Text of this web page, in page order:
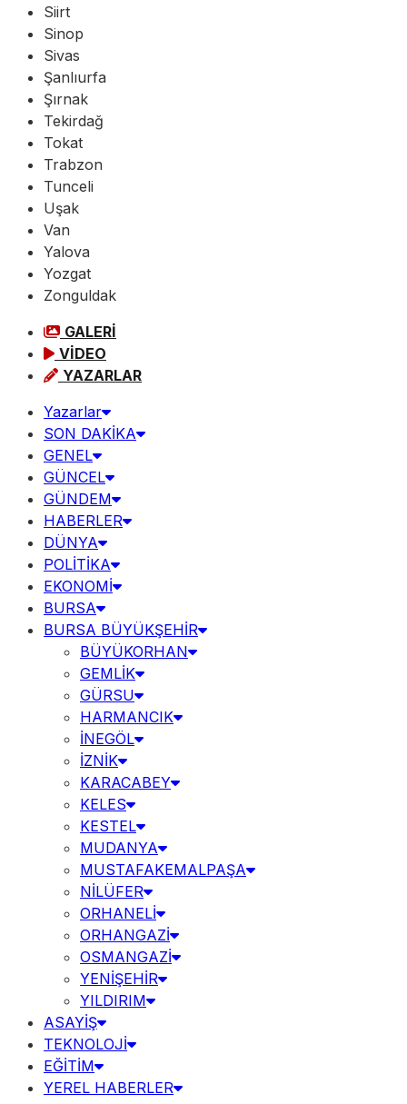
Siirt
Sinop
Sivas
Şanlıurfa
Şırnak
Tekirdağ
Tokat
Trabzon
Tunceli
Uşak
Van
Yalova
Yozgat
Zonguldak
GALERİ
VİDEO
YAZARLAR
Yazarlar
SON DAKİKA
GENEL
GÜNCEL
GÜNDEM
HABERLER
DÜNYA
POLİTİKA
EKONOMİ
BURSA
BURSA BÜYÜKŞEHİR
BÜYÜKORHAN
GEMLİK
GÜRSU
HARMANCIK
İNEGÖL
İZNİK
KARACABEY
KELES
KESTEL
MUDANYA
MUSTAFAKEMALPAŞA
NİLÜFER
ORHANELİ
ORHANGAZİ
OSMANGAZİ
YENİŞEHİR
YILDIRIM
ASAYİŞ
TEKNOLOJİ
EĞİTİM
YEREL HABERLER